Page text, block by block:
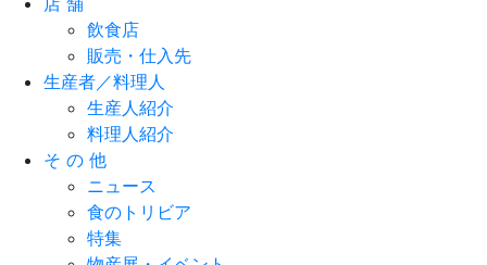
飲食店
販売・仕入先
生産者／料理人
生産人紹介
料理人紹介
そ の 他
ニュース
食のトリビア
特集